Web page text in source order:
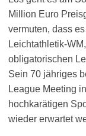
Million Euro
vermuten, dass
Leichtathletik-
obligatorischen
Sein 70 jähriges
League Meeting
hochkarätigen
wieder erwartet